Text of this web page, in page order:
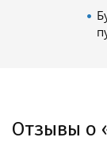
Отзывы о